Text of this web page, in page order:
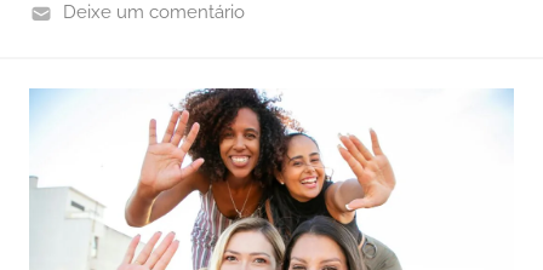
Deixe um comentário